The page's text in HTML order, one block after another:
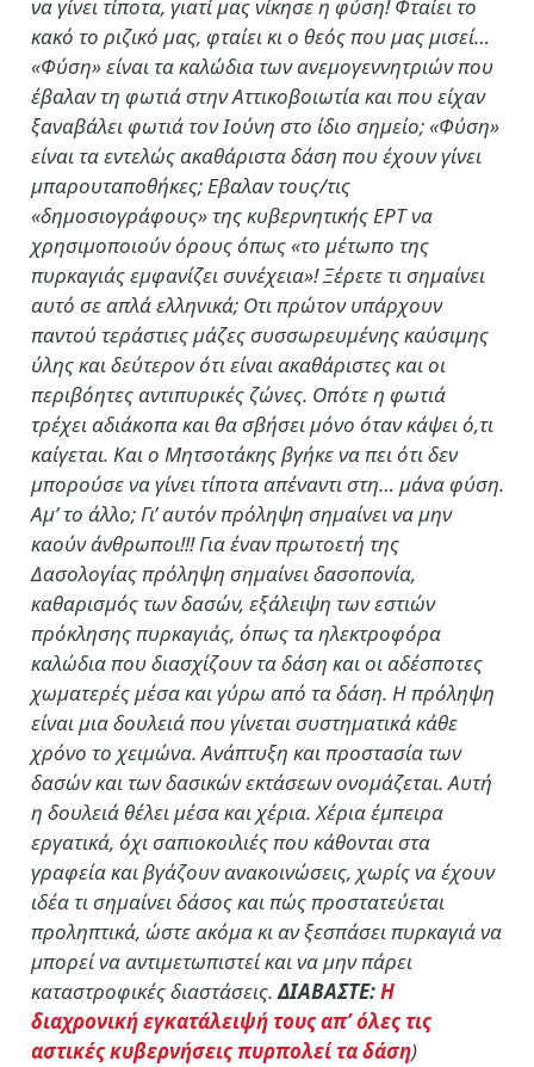
να γίνει τίποτα, γιατί μας νίκησε η φύση! Φταίει το
κακό το ριζικό μας, φταίει κι ο θεός που μας μισεί…
«Φύση» είναι τα καλώδια των ανεμογεννητριών που
έβαλαν τη φωτιά στην Αττικοβοιωτία και που είχαν
ξαναβάλει φωτιά τον Ιούνη στο ίδιο σημείο; «Φύση»
είναι τα εντελώς ακαθάριστα δάση που έχουν γίνει
μπαρουταποθήκες; Εβαλαν τους/τις
«δημοσιογράφους» της κυβερνητικής ΕΡΤ να
χρησιμοποιούν όρους όπως «το μέτωπο της
πυρκαγιάς εμφανίζει συνέχεια»! Ξέρετε τι σημαίνει
αυτό σε απλά ελληνικά; Οτι πρώτον υπάρχουν
παντού τεράστιες μάζες συσσωρευμένης καύσιμης
ύλης και δεύτερον ότι είναι ακαθάριστες και οι
περιβόητες αντιπυρικές ζώνες. Οπότε η φωτιά
τρέχει αδιάκοπα και θα σβήσει μόνο όταν κάψει ό,τι
καίγεται. Και ο Μητσοτάκης βγήκε να πει ότι δεν
μπορούσε να γίνει τίποτα απέναντι στη… μάνα φύση.
Αμ’ το άλλο; Γι’ αυτόν πρόληψη σημαίνει να μην
καούν άνθρωποι!!! Για έναν πρωτοετή της
Δασολογίας πρόληψη σημαίνει δασοπονία,
καθαρισμός των δασών, εξάλειψη των εστιών
πρόκλησης πυρκαγιάς, όπως τα ηλεκτροφόρα
καλώδια που διασχίζουν τα δάση και οι αδέσποτες
χωματερές μέσα και γύρω από τα δάση. Η πρόληψη
είναι μια δουλειά που γίνεται συστηματικά κάθε
χρόνο το χειμώνα. Ανάπτυξη και προστασία των
δασών και των δασικών εκτάσεων ονομάζεται. Αυτή
η δουλειά θέλει μέσα και χέρια. Χέρια έμπειρα
εργατικά, όχι σαπιοκοιλιές που κάθονται στα
γραφεία και βγάζουν ανακοινώσεις, χωρίς να έχουν
ιδέα τι σημαίνει δάσος και πώς προστατεύεται
προληπτικά, ώστε ακόμα κι αν ξεσπάσει πυρκαγιά να
μπορεί να αντιμετωπιστεί και να μην πάρει
καταστροφικές διαστάσεις.ΔΙΑΒΑΣΤΕ:Η
διαχρονική εγκατάλειψή τους απ’ όλες τις
αστικές κυβερνήσεις πυρπολεί τα δάση)